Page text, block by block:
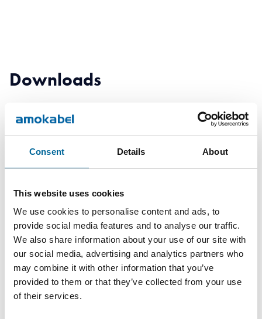
Consent Details About
This website uses cookies
We use cookies to personalise content and ads, to
provide social media features and to analyse our traffic.
We also share information about your use of our site with
our social media, advertising and analytics partners who
may combine it with other information that you’ve
provided to them or that they’ve collected from your use
of their services.
Downloads
H07V-K (RK) - H07V-K (RK) product sheet.pdf
Kontaktieren Sie unsere
Spezialisten